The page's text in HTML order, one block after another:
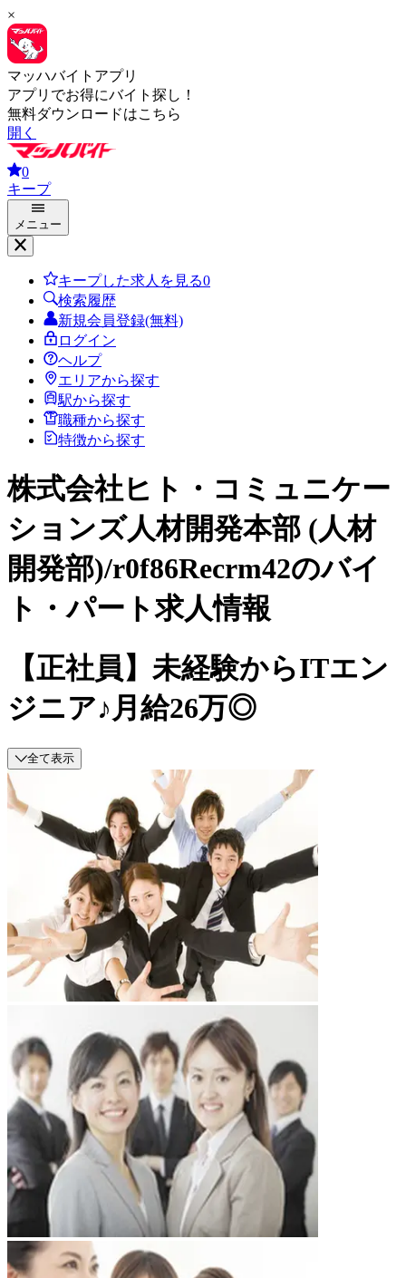
×
マッハバイトアプリ
アプリでお得にバイト探し！
無料ダウンロードはこちら
開く
0
キープ
メニュー
キープした求人を見る0
検索履歴
新規会員登録(無料)
ログイン
ヘルプ
エリアから探す
駅から探す
職種から探す
特徴から探す
株式会社ヒト・コミュニケー
ションズ人材開発本部 (人材
開発部)/r0f86Recrm42のバイ
ト・パート求人情報
【正社員】未経験からITエン
ジニア♪月給26万◎
全て表示